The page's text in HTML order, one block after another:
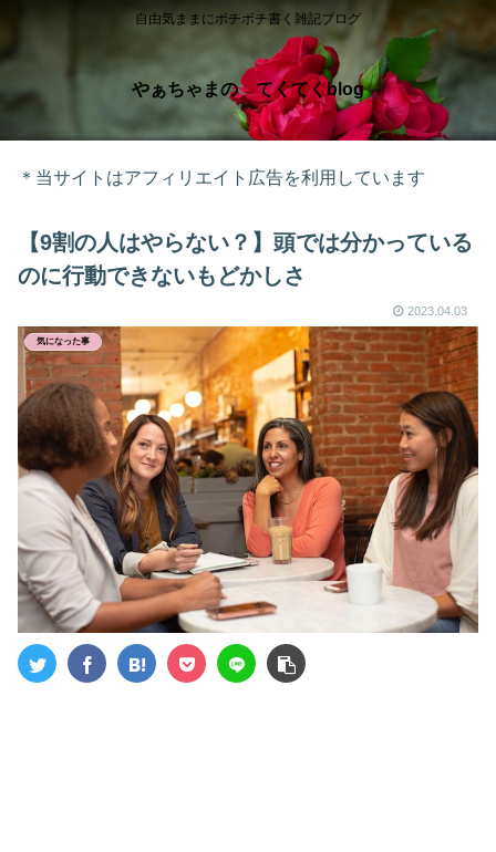
自由気ままにボチボチ書く雑記ブログ
やぁちゃまの てくてくblog
＊当サイトはアフィリエイト広告を利用しています
【9割の人はやらない？】頭では分かっている
のに行動できないもどかしさ
2023.04.03
気になった事